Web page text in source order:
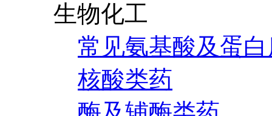
生物化工
常见氨基酸及蛋
核酸类药